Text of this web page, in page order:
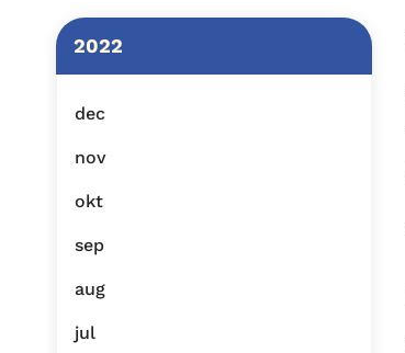
2022
dec
nov
okt
sep
aug
jul